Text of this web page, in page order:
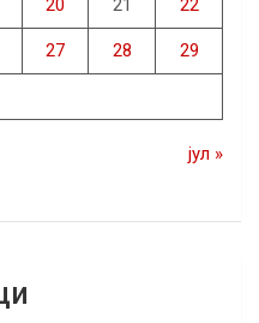
20 21 22
27 28 29
јул »